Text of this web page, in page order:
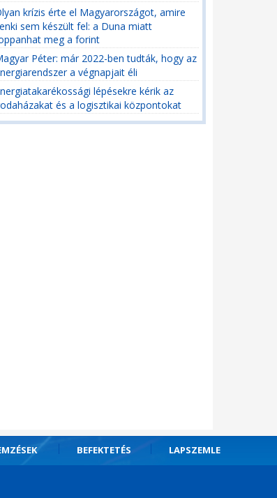
krízis érte el Magyarországot, amire
sem készült fel: a Duna miatt
meg a forint
Péter: már 2022-ben tudták, hogy az
a végnapjait éli
lépésekre kérik az
és a logisztikai központokat
BEFEKTETÉS LAPSZEMLE